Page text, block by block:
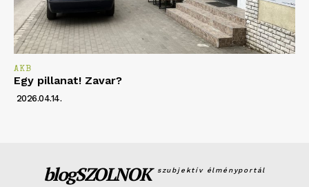
AKB
Egy pillanat! Zavar?
2026.04.14.
blogSZOLNOK szubjektív élményportál